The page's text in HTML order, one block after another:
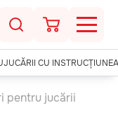
JUCĂRII CU
pentru jucării